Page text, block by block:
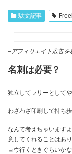
駄文記事
– アフィリエイト広告
名刺は必要？
独立してフリーとして
わざわざ印刷して持ち
なんて考えちゃいます
意してくれることはあ
ョウ行くときぐらいか